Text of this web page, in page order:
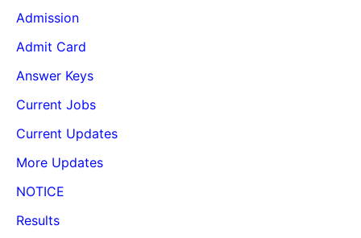
Admission
Admit Card
Answer Keys
Current Jobs
Current Updates
More Updates
NOTICE
Results